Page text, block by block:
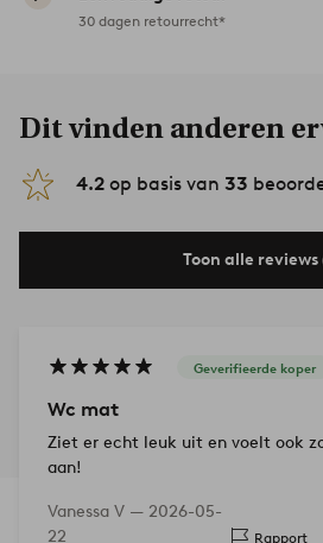
30 dagen retourrecht*
Dit vinden anderen
4.2 op basis van 33
Toon alle reviews
Geverifieerde koper
Wc mat
Ziet er echt leuk uit en voelt ook
aan!
Vanessa V — 2026-05-
22
Rapport